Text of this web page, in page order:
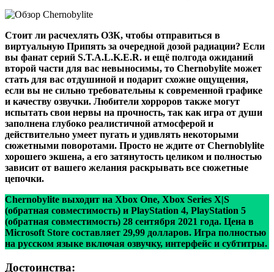
Стоит ли расчехлять ОЗК, чтобы отправиться в
виртуальную Припять за очередной дозой радиации? Если
вы фанат серий S.T.A.L.K.E.R. и ещё полгода ожиданий
второй части для вас невыносимы, то Chernobylite может
стать для вас отдушиной и подарит схожие ощущения,
если вы не сильно требовательны к современной графике
и качеству озвучки. Любители хорроров также могут
испытать свои нервы на прочность, так как игра от души
заполнена глубоко реалистичной атмосферой и
действительно умеет пугать и удивлять некоторыми
сюжетными поворотами. Просто не ждите от Chernoblylite
хорошего экшена, а его затянутость целиком и полностью
зависит от вашего желания раскрывать все сюжетные
цепочки.
Chernobylite выходит на Xbox One, Xbox Series X|S
(обратная совместимость) и PlayStation 4, PlayStation 5
(обратная совместимость) 28 сентября 2021 года. Цена в
Microsoft Store составляет 29,99 долларов. Игра полностью
на русском языке включая озвучку, интерфейс и субтитры.
Достоинства: